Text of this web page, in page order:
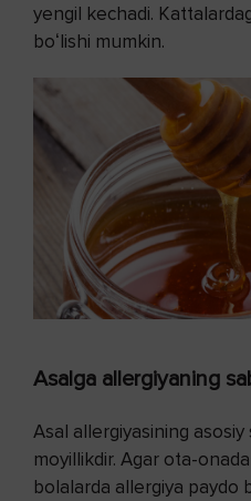
yengil kechadi.
boʻlishi mumkin.
Asalga allergiyaning
Asal allergiyasining
moyillikdir. Agar ota-
bolalarda allergiya paydo